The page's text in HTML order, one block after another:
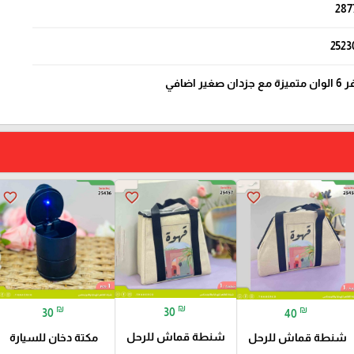
favorite_border
40 ₪
شنطة قماش للرحل
favorite_border
30 ₪
شنطة قماش للرحل
favorite_border
30 ₪
مكتة دخان للسيارة